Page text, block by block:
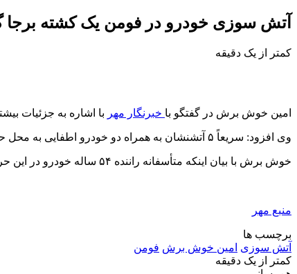
آتش سوزی خودرو در فومن یک کشته
کمتر از یک دقیقه
امین خوش برش در گفتگو با خبرنگار مهر با اشاره به جزئیات
وی افزود: سریعاً ۵ آتشنشان به همراه دو خودرو اطفایی به محل
خوش برش با بیان اینکه متأسفانه راننده ۵۴ ساله خودرو در این حریق جان باخت، ادامه داد: علت حادثه توسط کارشناسان مربوطه در دست بررسی قرار دارد.
منبع مهر
برچسب ها
آتش سوزی امین خوش برش فومن
کمتر از یک دقیقه